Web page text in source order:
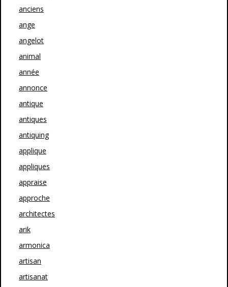
anciens
ange
angelot
animal
année
annonce
antique
antiques
antiquing
applique
appliques
appraise
approche
architectes
arik
armonica
artisan
artisanat